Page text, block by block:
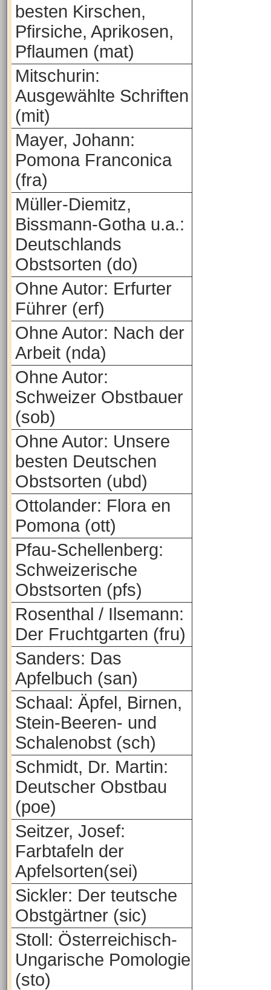
besten Kirschen,
Pfirsiche, Aprikosen,
Pflaumen (mat)
Mitschurin:
Ausgewählte Schriften
(mit)
Mayer, Johann:
Pomona Franconica
(fra)
Müller-Diemitz,
Bissmann-Gotha u.a.:
Deutschlands
Obstsorten (do)
Ohne Autor: Erfurter
Führer (erf)
Ohne Autor: Nach der
Arbeit (nda)
Ohne Autor:
Schweizer Obstbauer
(sob)
Ohne Autor: Unsere
besten Deutschen
Obstsorten (ubd)
Ottolander: Flora en
Pomona (ott)
Pfau-Schellenberg:
Schweizerische
Obstsorten (pfs)
Rosenthal / Ilsemann:
Der Fruchtgarten (fru)
Sanders: Das
Apfelbuch (san)
Schaal: Äpfel, Birnen,
Stein-Beeren- und
Schalenobst (sch)
Schmidt, Dr. Martin:
Deutscher Obstbau
(poe)
Seitzer, Josef:
Farbtafeln der
Apfelsorten(sei)
Sickler: Der teutsche
Obstgärtner (sic)
Stoll: Österreichisch-
Ungarische Pomologie
(sto)